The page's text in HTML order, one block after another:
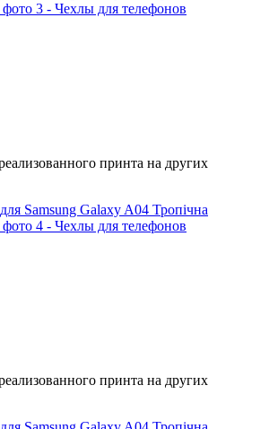
принта на других
принта на других